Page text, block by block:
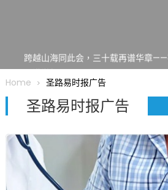
跨越山海同此会，三十载再谱华章
圆满举行
圣路易龙舟俱乐部5月16日龙舟体验日
趣 + 水上竞速魅力
执掌密苏里植物园近四十年 致力推
合作 Peter Raven 博士逝世 享年89岁
一晃三十年，初夏又相逢。中华日
园“中华日三十周年特别报道（五）
Home 圣路易时报广告
圣路易时报广告